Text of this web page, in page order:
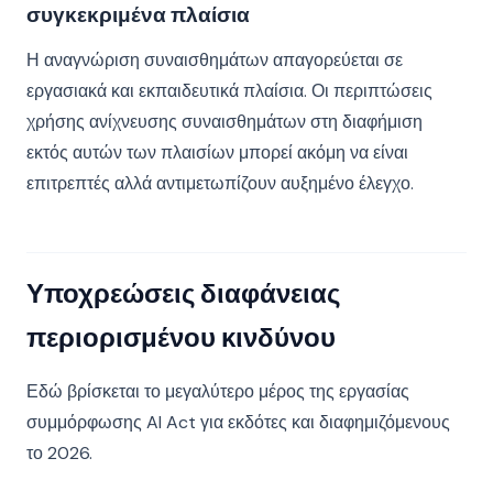
συγκεκριμένα πλαίσια
Η αναγνώριση συναισθημάτων απαγορεύεται σε
εργασιακά και εκπαιδευτικά πλαίσια. Οι περιπτώσεις
χρήσης ανίχνευσης συναισθημάτων στη διαφήμιση
εκτός αυτών των πλαισίων μπορεί ακόμη να είναι
επιτρεπτές αλλά αντιμετωπίζουν αυξημένο έλεγχο.
Υποχρεώσεις διαφάνειας
περιορισμένου κινδύνου
Εδώ βρίσκεται το μεγαλύτερο μέρος της εργασίας
συμμόρφωσης AI Act για εκδότες και διαφημιζόμενους
το 2026.